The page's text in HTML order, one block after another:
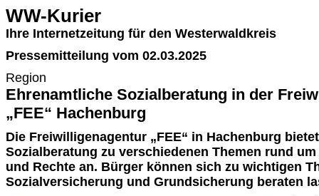
WW-Kurier
Ihre Internetzeitung für den Westerwaldkreis
Pressemitteilung vom 02.03.2025
Region
Ehrenamtliche Sozialberatung in der
„FEE“ Hachenburg
Die Freiwilligenagentur „FEE“ in Hachenburg
Sozialberatung zu verschiedenen Themen rund
und Rechte an. Bürger können sich zu wichtigen
Sozialversicherung und Grundsicherung beraten